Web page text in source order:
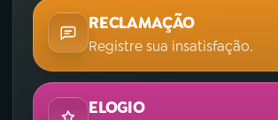
RECLAMAÇÃO
Registre sua insatisfação.
ELOGIO